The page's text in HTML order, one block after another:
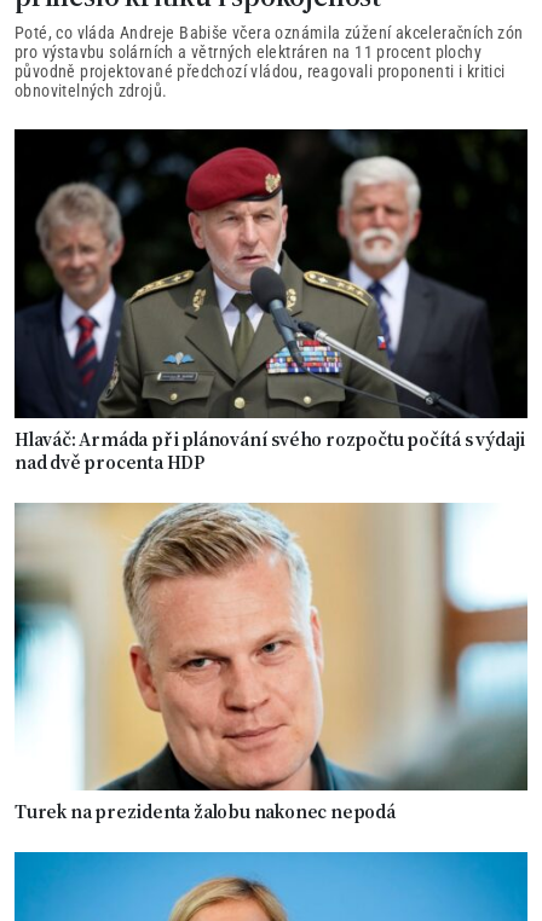
Poté, co vláda Andreje Babiše včera oznámila zúžení akceleračních zón
pro výstavbu solárních a větrných elektráren na 11 procent plochy
původně projektované předchozí vládou, reagovali proponenti i kritici
obnovitelných zdrojů.
Hlaváč: Armáda při plánování svého rozpočtu počítá s výdaji
nad dvě procenta HDP
Turek na prezidenta žalobu nakonec nepodá